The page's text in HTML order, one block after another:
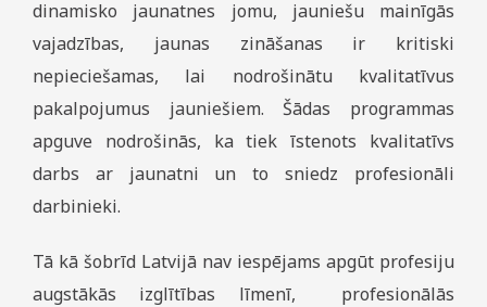
dinamisko jaunatnes jomu, jauniešu mainīgās
vajadzības, jaunas zināšanas ir kritiski
nepieciešamas, lai nodrošinātu kvalitatīvus
pakalpojumus jauniešiem. Šādas programmas
apguve nodrošinās, ka tiek īstenots kvalitatīvs
darbs ar jaunatni un to sniedz profesionāli
darbinieki.
Tā kā šobrīd Latvijā nav iespējams apgūt profesiju
augstākās izglītības līmenī, profesionālās